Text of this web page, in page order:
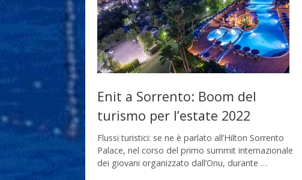
Enit a Sorrento: Boom del
turismo per l’estate 2022
Flussi turistici: se ne è parlato all’Hilton Sorrento
Palace, nel corso del primo summit internazionale
dei giovani organizzato dall’Onu, durante …